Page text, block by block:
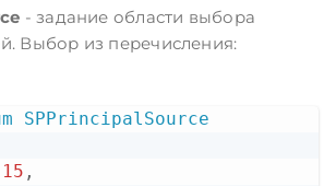
- задание области выбора
Выбор из перечисления:
SPPrincipalSource
15 ,